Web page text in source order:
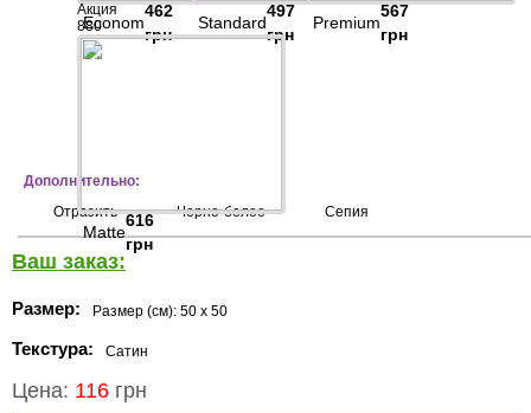
Econom
462
грн
Standard
497
грн
Premium
567
грн
Акция
880
Matte
616
грн
Дополнительно:
Отразить
Черно-белое Сепия
Ваш заказ:
Размер: Размер (см): 50 x 50
Текстура: Сатин
Цена: 116 грн